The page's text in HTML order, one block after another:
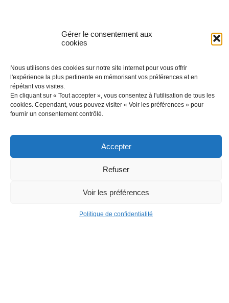
Gérer le consentement aux
cookies
Nous utilisons des cookies sur notre site internet pour vous offrir
l'expérience la plus pertinente en mémorisant vos préférences et en
répétant vos visites.
En cliquant sur « Tout accepter », vous consentez à l'utilisation de tous les
cookies. Cependant, vous pouvez visiter « Voir les préférences » pour
fournir un consentement contrôlé.
Accepter
Refuser
Voir les préférences
Politique de confidentialité